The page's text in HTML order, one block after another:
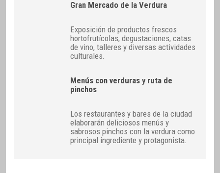
Gran Mercado de la Verdura
Exposición de productos frescos
hortofrutícolas, degustaciones, catas
de vino, talleres y diversas actividades
culturales.
Menús con verduras y ruta de
pinchos
Los restaurantes y bares de la ciudad
elaborarán deliciosos menús y
sabrosos pinchos con la verdura como
principal ingrediente y protagonista.